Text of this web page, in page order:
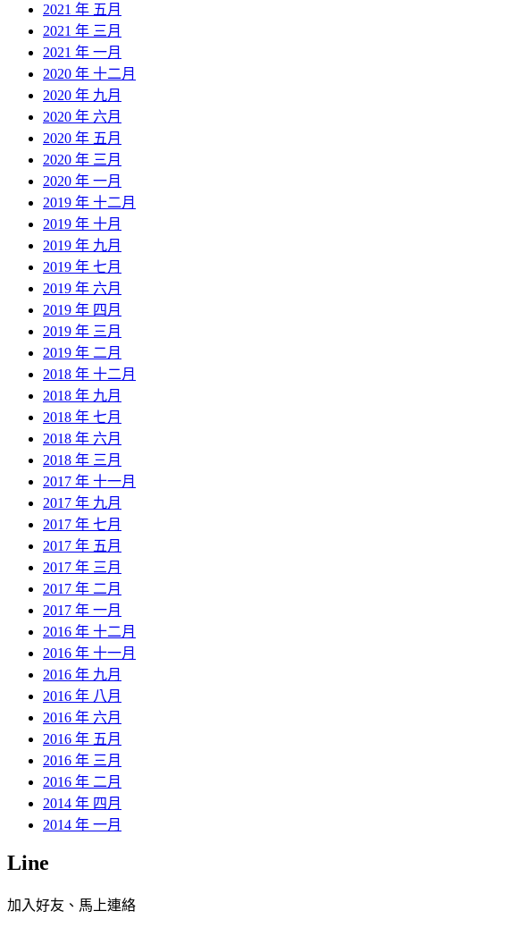
2021 年 五月
2021 年 三月
2021 年 一月
2020 年 十二月
2020 年 九月
2020 年 六月
2020 年 五月
2020 年 三月
2020 年 一月
2019 年 十二月
2019 年 十月
2019 年 九月
2019 年 七月
2019 年 六月
2019 年 四月
2019 年 三月
2019 年 二月
2018 年 十二月
2018 年 九月
2018 年 七月
2018 年 六月
2018 年 三月
2017 年 十一月
2017 年 九月
2017 年 七月
2017 年 五月
2017 年 三月
2017 年 二月
2017 年 一月
2016 年 十二月
2016 年 十一月
2016 年 九月
2016 年 八月
2016 年 六月
2016 年 五月
2016 年 三月
2016 年 二月
2014 年 四月
2014 年 一月
Line
加入好友、馬上連絡